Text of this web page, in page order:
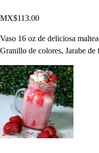
MX$113.00
Vaso 16 oz de deliciosa
Granillo de colores, Jarabe